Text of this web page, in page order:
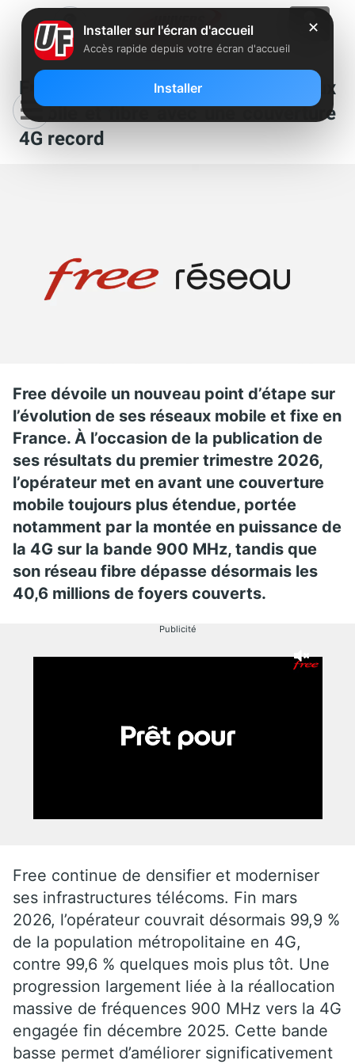
Free accélère sur ses réseaux
mobile et fibre avec une couverture
4G record
Free dévoile un nouveau point d’étape sur
l’évolution de ses réseaux mobile et fixe en
France. À l’occasion de la publication de
ses résultats du premier trimestre 2026,
l’opérateur met en avant une couverture
mobile toujours plus étendue, portée
notamment par la montée en puissance de
la 4G sur la bande 900 MHz, tandis que
son réseau fibre dépasse désormais les
40,6 millions de foyers couverts.
Publicité
Free continue de densifier et moderniser
ses infrastructures télécoms. Fin mars
2026, l’opérateur couvrait désormais 99,9 %
de la population métropolitaine en 4G,
contre 99,6 % quelques mois plus tôt. Une
progression largement liée à la réallocation
massive de fréquences 900 MHz vers la 4G
engagée fin décembre 2025. Cette bande
basse permet d’améliorer significativement
✕
Installer sur l'écran d'accueil
Accès rapide depuis votre écran d'accueil
Installer